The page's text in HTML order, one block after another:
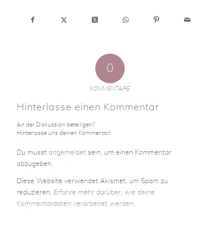
0
KOMMENTARE
Hinterlasse einen Kommentar
An der Diskussion beteiligen?
Hinterlasse uns deinen Kommentar!
Du musst angemeldetsein, um einen Kommentar
abzugeben.
Diese Website verwendet Akismet, um Spam zu
reduzieren.
Erfahre mehr darüber, wie deine
Kommentardaten verarbeitet werden